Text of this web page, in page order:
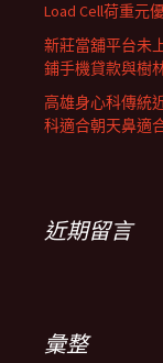
Load Cell荷重元
新莊當舖平台未
鋪手機貸款與樹
高雄身心科傳統
科適合朝天鼻適
近期留言
彙整